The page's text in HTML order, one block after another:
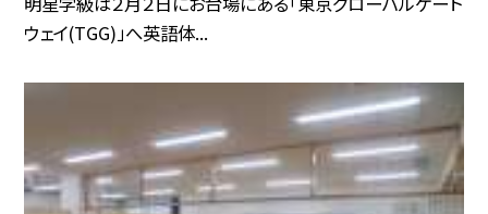
ウェイ(TGG)」へ英語体...